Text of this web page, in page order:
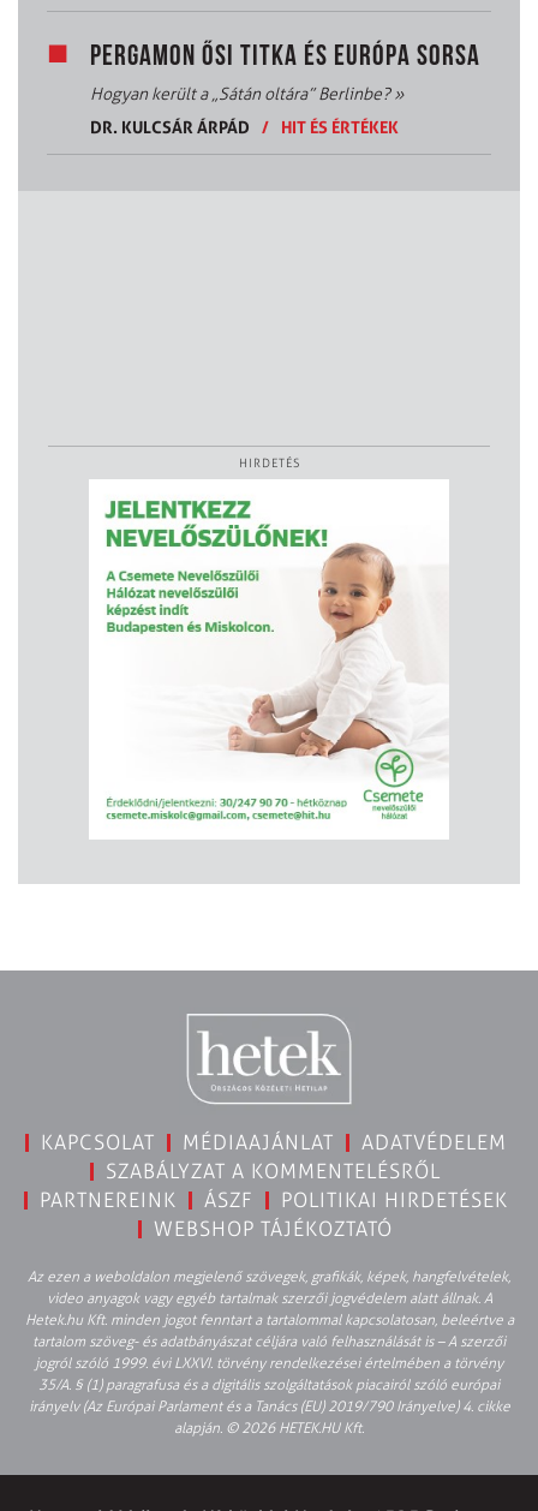
PERGAMON ŐSI TITKA ÉS EURÓPA SORSA
Hogyan került a „Sátán oltára” Berlinbe?»
DR. KULCSÁR ÁRPÁD
/ HIT ÉS ÉRTÉKEK
HIRDETÉS
KAPCSOLAT MÉDIAAJÁNLAT
ADATVÉDELEM
SZABÁLYZAT A KOMMENTELÉSRŐL
PARTNEREINK
ÁSZF
POLITIKAI HIRDETÉSEK
WEBSHOP TÁJÉKOZTATÓ
Az ezen a weboldalon megjelenő szövegek, grafikák, képek, hangfelvételek,
video anyagok vagy egyéb tartalmak szerzői jogvédelem alatt állnak. A
Hetek.hu Kft. minden jogot fenntart a tartalommal kapcsolatosan, beleértve a
tartalom szöveg- és adatbányászat céljára való felhasználását is – A szerzői
jogról szóló 1999. évi LXXVI. törvény rendelkezései értelmében a törvény
35/A. § (1) paragrafusa és a digitális szolgáltatások piacairól szóló európai
irányelv (Az Európai Parlament és a Tanács (EU) 2019/790 Irányelve) 4. cikke
alapján. © 2026 HETEK.HU Kft.